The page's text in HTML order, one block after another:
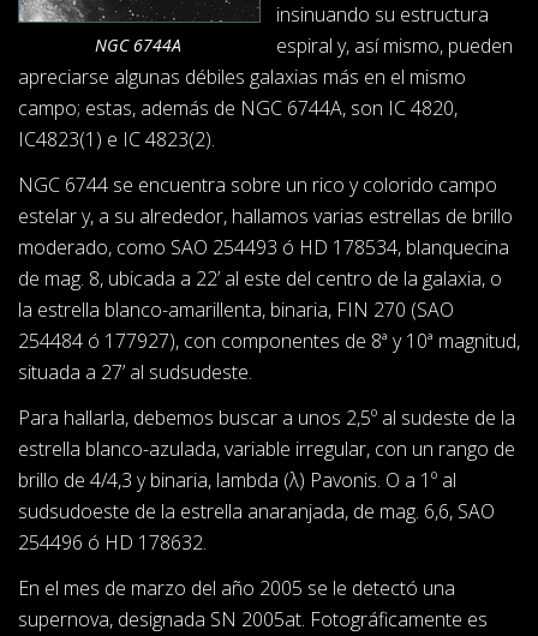
NGC 6744A
insinuando su estructura
espiral y, así mismo, pueden
apreciarse algunas débiles galaxias más en el mismo
campo; estas, además de NGC 6744A, son IC 4820,
IC4823(1) e IC 4823(2).
NGC 6744 se encuentra sobre un rico y colorido campo
estelar y, a su alrededor, hallamos varias estrellas de brillo
moderado, como SAO 254493 ó HD 178534, blanquecina
de mag. 8, ubicada a 22’ al este del centro de la galaxia, o
la estrella blanco-amarillenta, binaria, FIN 270 (SAO
254484 ó 177927), con componentes de 8ª y 10ª magnitud,
situada a 27’ al sudsudeste.
Para hallarla, debemos buscar a unos 2,5º al sudeste de la
estrella blanco-azulada, variable irregular, con un rango de
brillo de 4/4,3 y binaria, lambda (λ) Pavonis. O a 1º al
sudsudoeste de la estrella anaranjada, de mag. 6,6, SAO
254496 ó HD 178632.
En el mes de marzo del año 2005 se le detectó una
supernova, designada SN 2005at. Fotográficamente es